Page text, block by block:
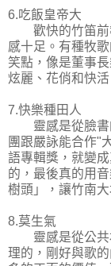
6.吃飯皇帝大
歡快的竹笛前
感十足。有種牧
笑點，像是董事
炫麗、花俏和快活
7.快樂種田人
靈感是從臉書
團跟嚴詠能合作"
語專輯獎，就變
的，最後真的用
樹頭」，讓竹南
8.莫生氣
靈感是從公共
理的，剛好與歌